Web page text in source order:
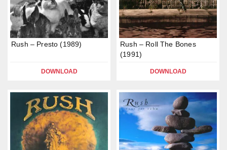
Rush – Presto (1989)
DOWNLOAD
Rush – Roll The Bones
(1991)
DOWNLOAD